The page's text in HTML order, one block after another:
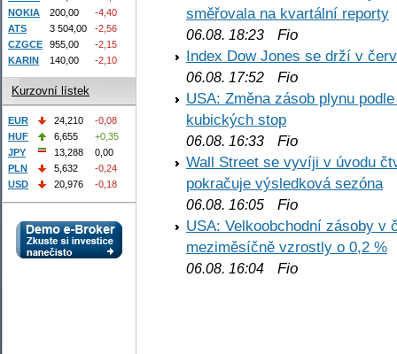
směřovala na kvartální reporty
06.08. 18:23 Fio
Index Dow Jones se drží v
06.08. 17:52 Fio
USA: Změna zásob plynu
kubických stop
06.08. 16:33 Fio
Wall Street se vyvíji v úvodu
pokračuje výsledková sezóna
06.08. 16:05 Fio
USA: Velkoobchodní zásoby v
meziměsíčně vzrostly o 0,2 %
06.08. 16:04 Fio
NOKIA
200,00
-4,40
ATS
3 504,00
-2,56
CZGCE
955,00
-2,15
KARIN
140,00 -2,10
Kurzovní lístek
EUR 24,210
-0,08
HUF
6,655
+0,35
JPY
13,288
0,00
PLN
5,632
-0,24
USD
20,976 -0,18